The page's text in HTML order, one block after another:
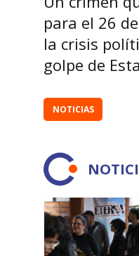
para el 26
la crisis
golpe de
NOTICIAS